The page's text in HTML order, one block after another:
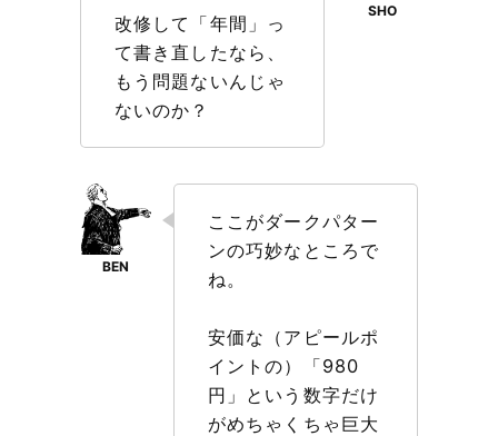
改修して「年間」っ
て書き直したなら、
もう問題ないんじゃ
ないのか？
ここがダークパター
ンの巧妙なところで
ね。
安価な（アピールポ
イントの）「980
円」という数字だけ
がめちゃくちゃ巨大